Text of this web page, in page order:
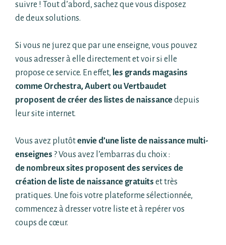
suivre ! Tout d’abord, sachez que vous disposez
de deux solutions.
Si vous ne jurez que par une enseigne, vous pouvez
vous adresser à elle directement et voir si elle
propose ce service. En effet, les grands magasins
comme Orchestra, Aubert ou Vertbaudet
proposent de créer des listes de naissancedepuis
leur site internet.
Vous avez plutôtenvie d’une liste de naissance multi-
enseignes ? Vous avez l’embarras du choix :
de nombreux sites proposent des services de
création de liste de naissance gratuits et très
pratiques. Une fois votre plateforme sélectionnée,
commencez à dresser votre liste et à repérer vos
coups de cœur.